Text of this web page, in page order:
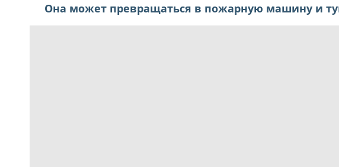
Она может превращаться в пожарную машину и